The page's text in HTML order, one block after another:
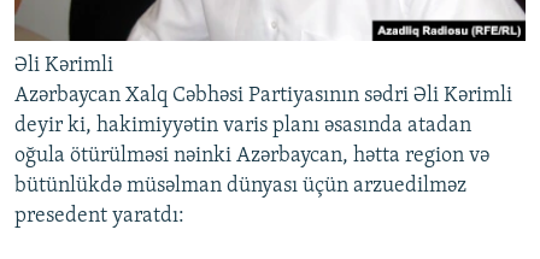
Əli Kərimli
Azərbaycan Xalq Cəbhəsi Partiyasının sədri Əli Kərimli
deyir ki, hakimiyyətin varis planı əsasında atadan
oğula ötürülməsi nəinki Azərbaycan, hətta region və
bütünlükdə müsəlman dünyası üçün arzuedilməz
presedent yaratdı: